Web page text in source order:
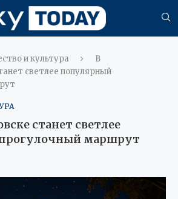
и культура
В
светлее популярный
станет светлее
маршрут